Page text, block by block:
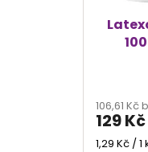
produktu
je
4,4
106,61 Kč
129 Kč
Měrná
1,29 Kč / 1